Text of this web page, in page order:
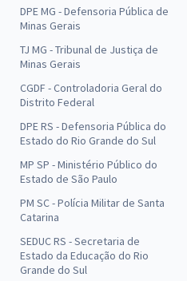
DPE MG - Defensoria Pública de
Minas Gerais
TJ MG - Tribunal de Justiça de
Minas Gerais
CGDF - Controladoria Geral do
Distrito Federal
DPE RS - Defensoria Pública do
Estado do Rio Grande do Sul
MP SP - Ministério Público do
Estado de São Paulo
PM SC - Polícia Militar de Santa
Catarina
SEDUC RS - Secretaria de
Estado da Educação do Rio
Grande do Sul